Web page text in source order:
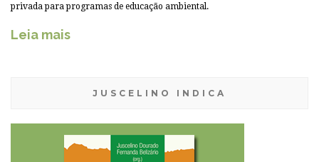
privada para programas de educação ambiental.
Leia mais
JUSCELINO INDICA